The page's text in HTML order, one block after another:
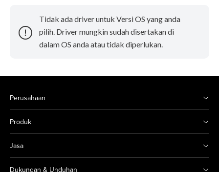
Tidak ada driver untuk Versi OS yang anda
pilih. Driver mungkin sudah disertakan di
dalam OS anda atau tidak diperlukan.
Perusahaan
Produk
Jasa
Dukungan & Unduhan